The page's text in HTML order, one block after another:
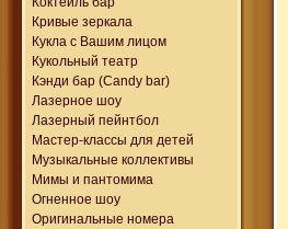
Кривые зеркала
Кукла с Вашим лицом
Кукольный театр
Кэнди бар (Candy bar)
Лазерное шоу
Лазерный пейнтбол
Мастер-классы для детей
Музыкальные коллективы
Мимы и пантомима
Огненное шоу
Оригинальные номера